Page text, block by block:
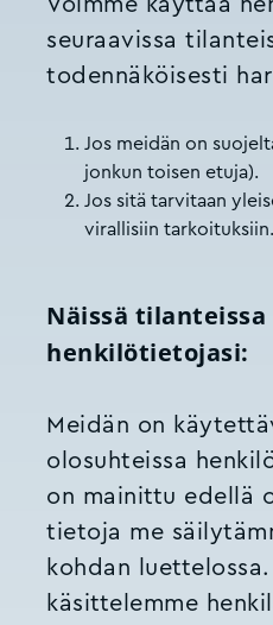
seuraavissa
todennäköisesti
Jos meidän on
jonkun toisen etuja).
Jos sitä tarvitaan
virallisiin tarkoituksiin.
Näissä
henkilötietojasi:
Meidän on
olosuhteissa
on mainittu edellä
tietoja me
kohdan
käsittelemme